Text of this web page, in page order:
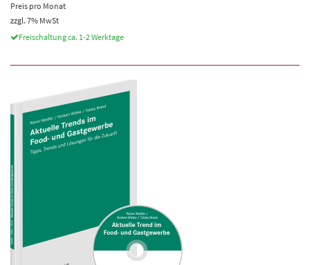
Preis pro Monat
zzgl. 7% MwSt
Freischaltung ca. 1-2 Werktage